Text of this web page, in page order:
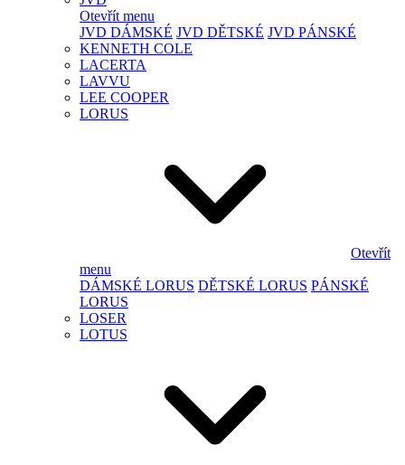
Otevřít menu
JVD DÁMSKÉ JVD DĚTSKÉ JVD PÁNSKÉ
KENNETH COLE
LACERTA
LAVVU
LEE COOPER
LORUS
Otevřít
menu
DÁMSKÉ LORUS DĚTSKÉ LORUS PÁNSKÉ
LORUS
LOSER
LOTUS